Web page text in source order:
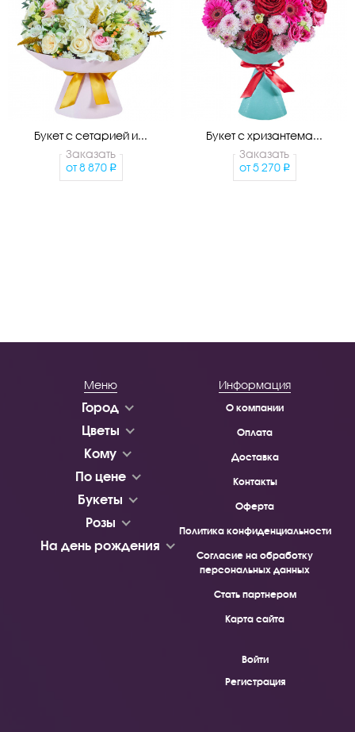
Букет с сетарией и...
Заказать
от 8 870
Букет с хризантема...
Заказать
от 5 270
Меню
Город
Цветы
Кому
По цене
Букеты
Розы
На день рождения
Информация
О компании
Оплата
Доставка
Контакты
Оферта
Политика конфиденциальности
Согласие на обработку
персональных данных
Стать партнером
Карта сайта
Войти
Регистрация